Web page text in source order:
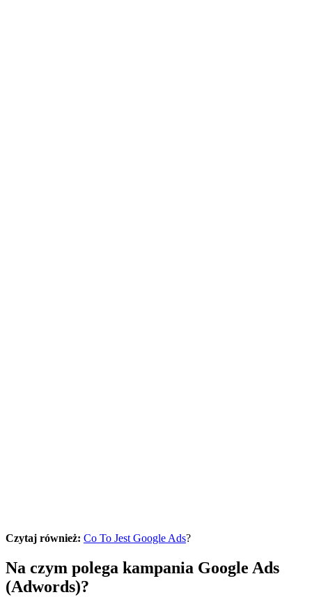
Czytaj również: Co To Jest Google Ads?
Na czym polega kampania Google Ads
(Adwords)?